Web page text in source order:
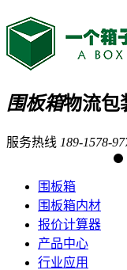
围板箱物流包
服务热线 189-1578-
围板箱
围板箱内材
报价计算器
产品中心
行业应用